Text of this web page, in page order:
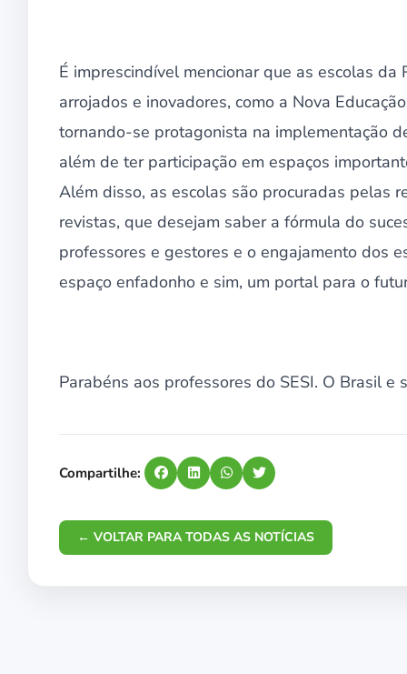
É imprescindível mencionar que as escolas
arrojados e inovadores, como a Nova
tornando-se protagonista na implementação
além de ter participação em espaços
Além disso, as escolas são procuradas pelas
revistas, que desejam saber a fórmula do
professores e gestores e o engajamento dos
espaço enfadonho e sim, um portal para o
Parabéns aos professores do SESI. O Brasil
Compartilhe:
← VOLTAR PARA TODAS AS NOTÍCIAS